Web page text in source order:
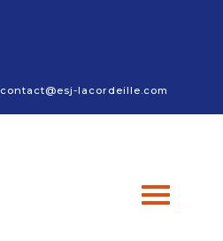
contact@esj-lacordeille.com